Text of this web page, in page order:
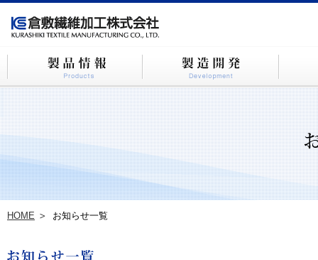
HOME お知らせ一覧